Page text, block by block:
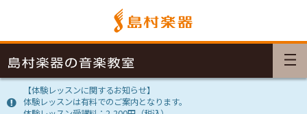
【体験レッスンに関するお知らせ】
体験レッスンは有料でのご案内となります。